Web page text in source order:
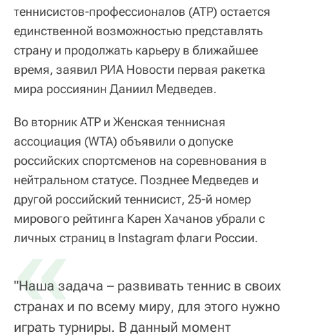
теннисистов-профессионалов (ATP) остается
единственной возможностью представлять
страну и продолжать карьеру в ближайшее
время, заявил РИА Новости первая ракетка
мира россиянин Даниил Медведев.
Во вторник ATP и Женская теннисная
ассоциация (WTA) объявили о допуске
российских спортсменов на соревнования в
нейтральном статусе. Позднее Медведев и
другой российский теннисист, 25-й номер
мирового рейтинга Карен Хачанов убрали с
личных страниц в Instagram флаги России.
«
"Наша задача – развивать теннис в своих
странах и по всему миру, для этого нужно
играть турниры. В данный момент